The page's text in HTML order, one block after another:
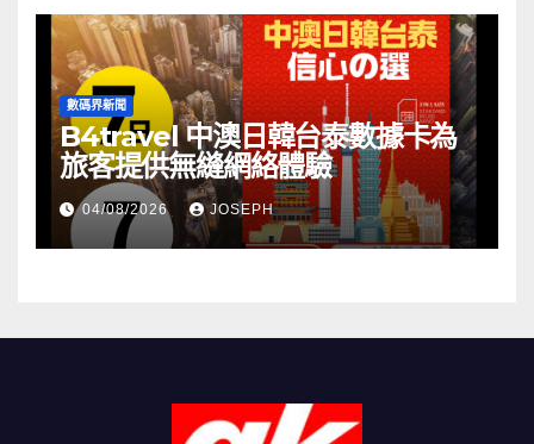
數碼界新聞
B4travel 中澳日韓台泰數據卡為
旅客提供無縫網絡體驗
04/08/2026 JOSEPH